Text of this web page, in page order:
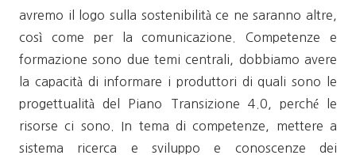
avremo il logo sulla sostenibilità ce ne saranno altre,
così come per la comunicazione. Competenze e
formazione sono due temi centrali, dobbiamo avere
la capacità di informare i produttori di quali sono le
progettualità del Piano Transizione 4.0, perché le
risorse ci sono. In tema di competenze, mettere a
sistema ricerca e sviluppo e conoscenze dei